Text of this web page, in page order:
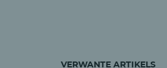
VERWANTE ARTIKELS